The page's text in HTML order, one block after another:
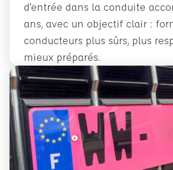
d’entrée dans la conduite
ans, avec un objectif clair :
conducteurs plus sûrs, plus
mieux préparés.
En savoir plus
Conduite accompagnée dès 14